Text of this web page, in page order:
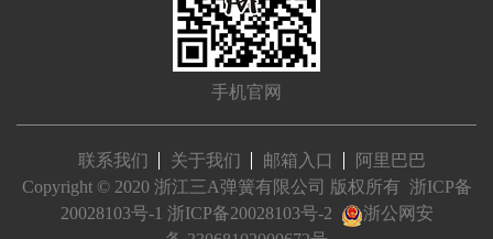
手机官网
联系我们 关于我们 邮箱入口
阿里巴巴
Copyright © 2020 浙江三A弹簧有限公司 版权所有 浙ICP备
20028103号-1 浙ICP备20028103号-2
浙公网安